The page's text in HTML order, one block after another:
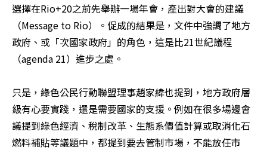
選擇在Rio+20之前先舉辦一場年會，產出對大會的建議
（Message to Rio）。促成的結果是，文件中強調了地方
政府、或「次國家政府」的角色，這是比21世紀議程
（agenda 21）進步之處。
只是，綠色公民行動聯盟理事趙家緯也提到，地方政府層
級有心要實踐，還是需要國家的支援。例如在很多場邊會
議提到綠色經濟、稅制改革、生態系價值計算或取消化石
燃料補貼等議題中，都提到要去管制市場，不能放任市